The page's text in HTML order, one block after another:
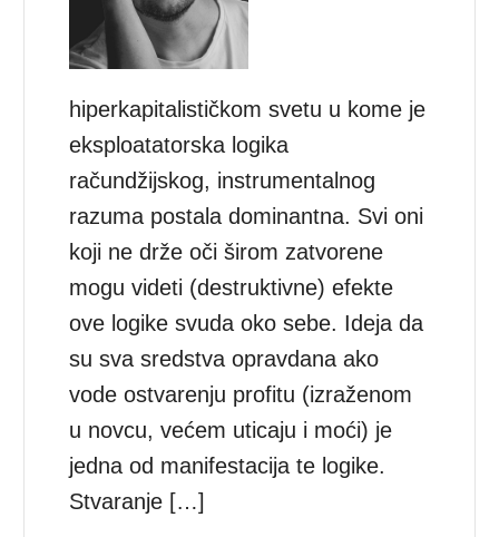
hiperkapitalističkom svetu u kome je
eksploatatorska logika
račundžijskog, instrumentalnog
razuma postala dominantna. Svi oni
koji ne drže oči širom zatvorene
mogu videti (destruktivne) efekte
ove logike svuda oko sebe. Ideja da
su sva sredstva opravdana ako
vode ostvarenju profitu (izraženom
u novcu, većem uticaju i moći) je
jedna od manifestacija te logike.
Stvaranje […]